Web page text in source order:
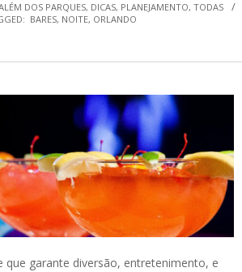
DOS PARQUES, DICAS, PLANEJAMENTO, TODAS
BARES, NOITE, ORLANDO
que garante diversão, entretenimento, e